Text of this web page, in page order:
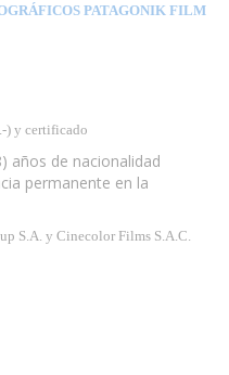
PATAGONIK FILM
) y certificado
años de nacionalidad
permanente en la
S.A. y Cinecolor Films S.A.C.